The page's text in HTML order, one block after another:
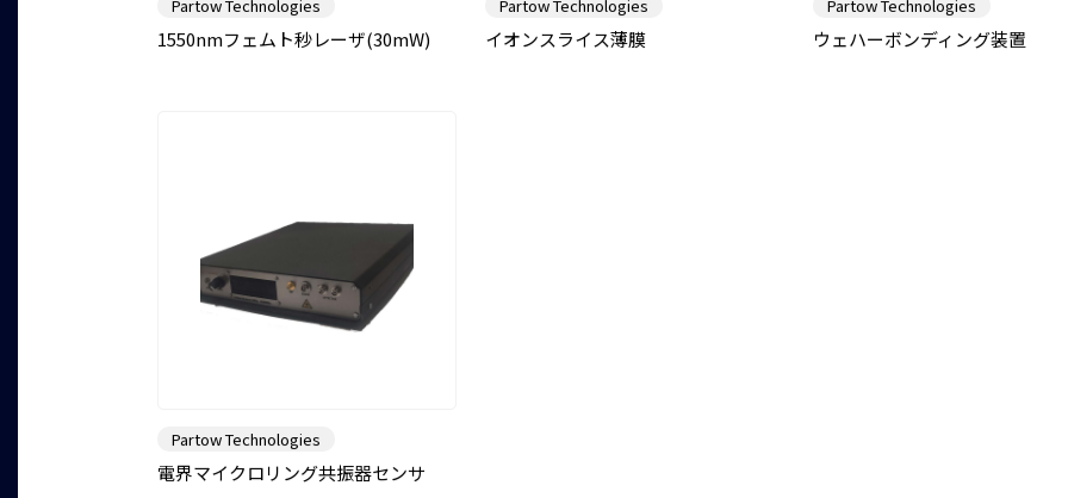
Partow Technologies
1550nmフェムト秒レーザ(30mW)
Partow Technologies
イオンスライス薄膜
Partow Technologies
ウェハーボンディング装置
Partow Technologies
電界マイクロリング共振器センサ